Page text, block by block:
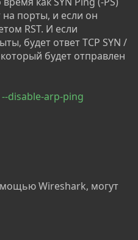
на порты, и если он
RST. И если
будет ответ TCP SYN /
будет отправлен
--disable-arp-ping
Wireshark, могут